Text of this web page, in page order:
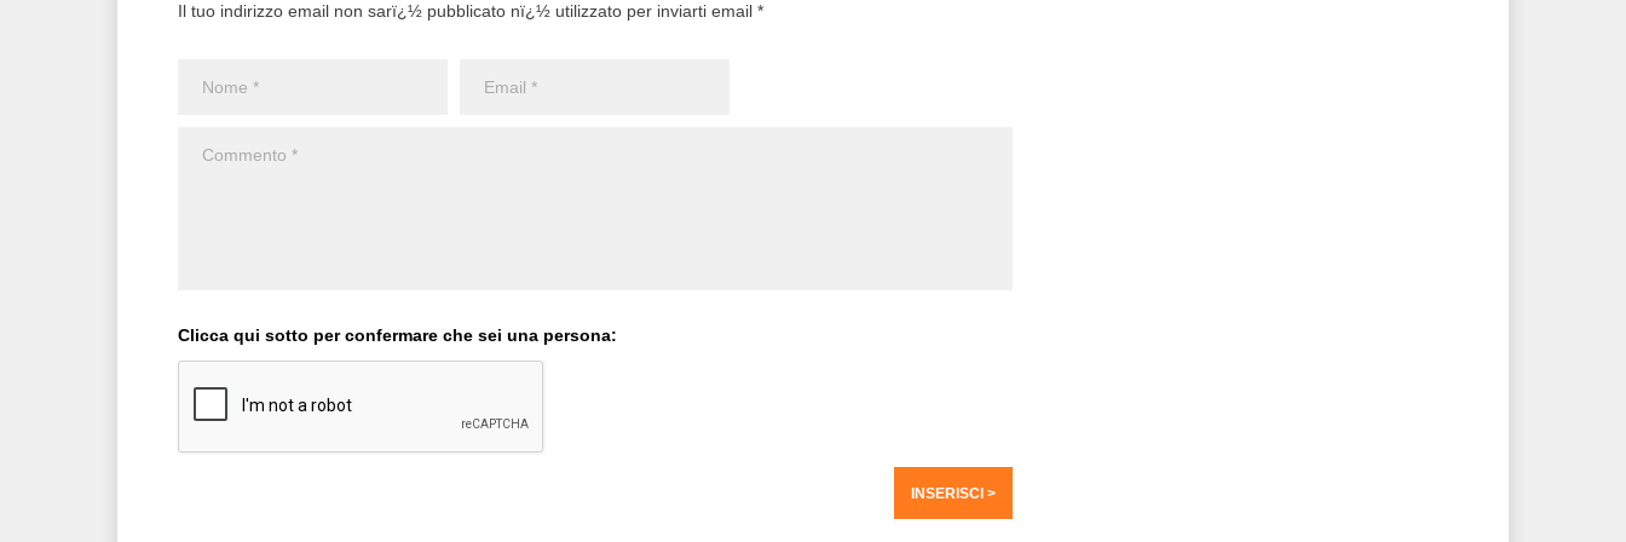
Il tuo indirizzo email non sarï¿½ pubblicato nï¿½ utilizzato per inviarti email *
Clicca qui sotto per confermare che sei una persona: